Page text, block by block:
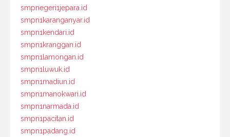
smpnegeri1jepara.id
smpn1karanganyar.id
smpn1kendari.id
smpn1kranggan.id
smpn1lamongan.id
smpn1luwuk.id
smpn1madiun.id
smpn1manokwari.id
smpn1narmada.id
smpn1pacitan.id
smpn1padang.id